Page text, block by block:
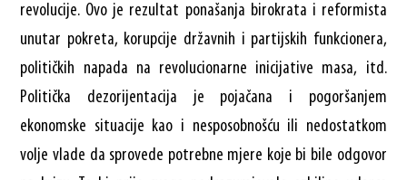
revolucije. Ovo je rezultat ponašanja birokrata i reformista
unutar pokreta, korupcije državnih i partijskih funkcionera,
političkih napada na revolucionarne inicijative masa, itd.
Politička dezorijentacija je pojačana i pogoršanjem
ekonomske situacije kao i nesposobnošću ili nedostatkom
volje vlade da sprovede potrebne mjere koje bi bile odgovor